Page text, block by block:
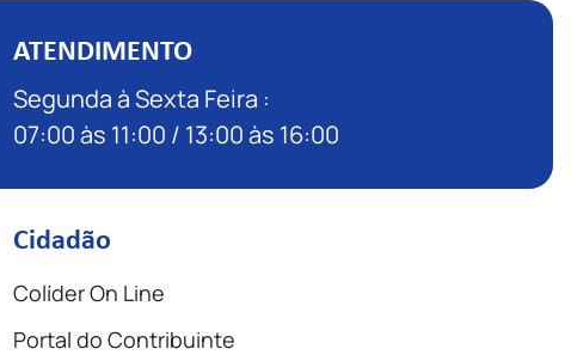
ATENDIMENTO
Segunda à Sexta Feira :
07:00 às 11:00 / 13:00 às 16:00
Cidadão
Colíder On Line
Portal do Contribuinte